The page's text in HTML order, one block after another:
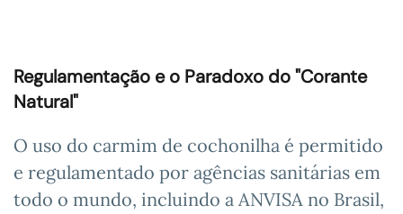
Regulamentação e o Paradoxo do "Corante
Natural"
O uso do carmim de cochonilha é permitido
e regulamentado por agências sanitárias em
todo o mundo, incluindo a ANVISA no Brasil,